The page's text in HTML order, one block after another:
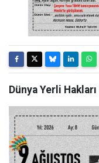
Dünya Yerli